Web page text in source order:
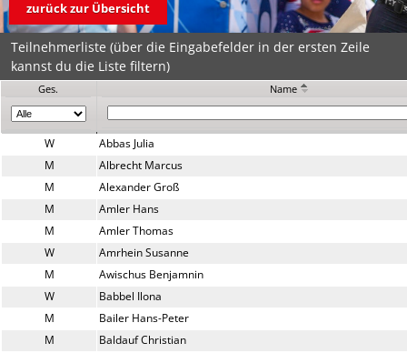
zurück zur Übersicht
Teilnehmerliste (über die Eingabefelder in der ersten Zeile
kannst du die Liste filtern)
Ges. Name
W
Abbas Julia
M
Albrecht Marcus
M
Alexander Groß
M
Amler Hans
M
Amler Thomas
W
Amrhein Susanne
M
Awischus Benjamnin
W
Babbel Ilona
M
Bailer Hans-Peter
M
Baldauf Christian